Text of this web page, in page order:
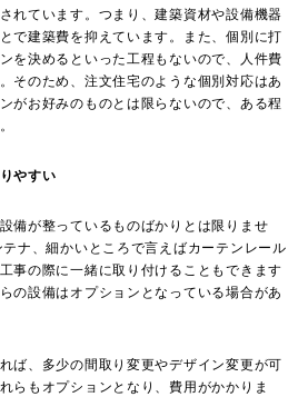
れています。つまり、建築資材や設備機器
で建築費を抑えています。また、個別に打
を決めるといった工程もないので、人件費
そのため、注文住宅のような個別対応はあ
がお好みのものとは限らないので、ある程
やすい
備が整っているものばかりとは限りませ
ナ、細かいところで言えばカーテンレール
事の際に一緒に取り付けることもできます
の設備はオプションとなっている場合があ
ば、多少の間取り変更やデザイン変更が可
らもオプションとなり、費用がかかりま